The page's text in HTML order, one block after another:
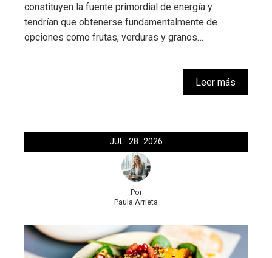
constituyen la fuente primordial de energía y
tendrían que obtenerse fundamentalmente de
opciones como frutas, verduras y granos…
Leer más
JUL 28 2026
Por
Paula Arrieta